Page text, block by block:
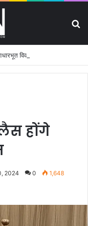
होंगे
2024 0 1,648